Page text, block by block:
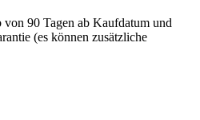
90 Tagen ab Kaufdatum und
(es können zusätzliche